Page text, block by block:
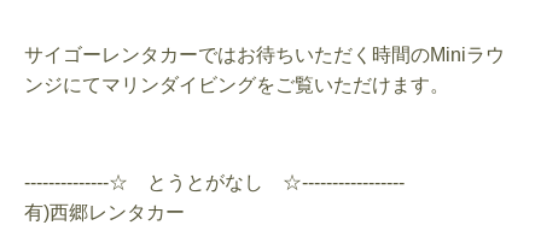
サイゴーレンタカーではお待ちいただく時間のMiniラウ
ンジにてマリンダイビングをご覧いただけます。
--------------☆ とうとがなし ☆-----------------
有)西郷レンタカー